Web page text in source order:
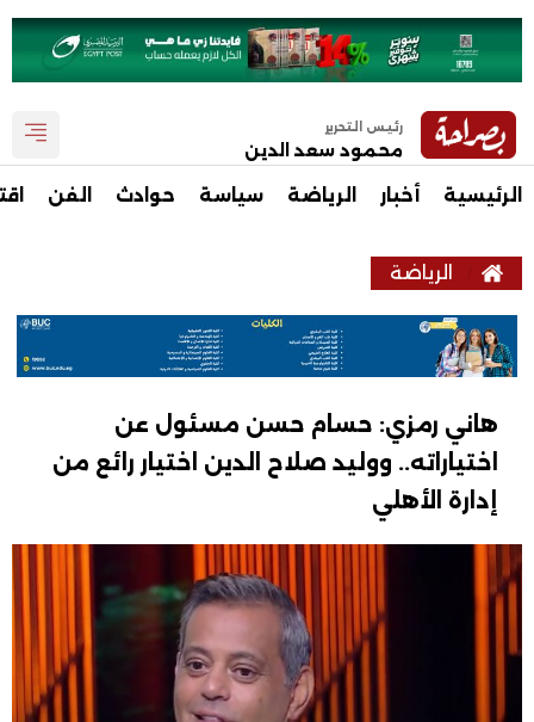
رئيس التحرير
محمود سعد الدين
الرئيسية أخبار الرياضة سياسة حوادث الفن
الرياضة
هاني رمزي: حسام حسن مسئول عن
اختياراته.. ووليد صلاح الدين اختيار رائع من
إدارة الأهلي